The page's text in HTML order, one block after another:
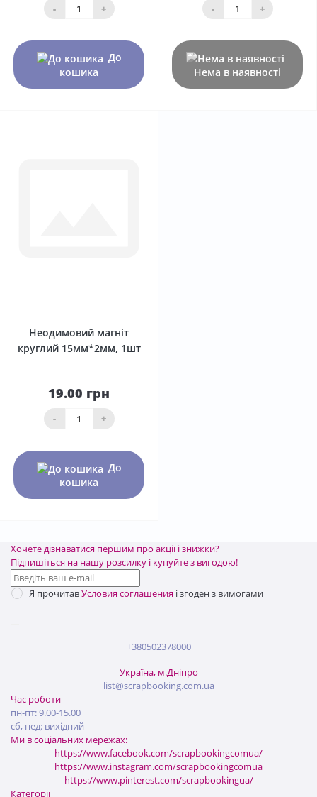
- +
До
кошика
- +
Нема в наявності
Неодимовий магніт
круглий 15мм*2мм, 1шт
19.00 грн
- +
До
кошика
Хочете дізнаватися першим про акції і знижки?
Підпишіться на нашу розсилку і купуйте з вигодою!
Я прочитавУсловия соглашения і згоден з вимогами
+380502378000
Україна, м.Дніпро
list@scrapbooking.com.ua
Категорії
Час роботи
пн-пт: 9.00-15.00
сб, нед: вихідний
Ми в соціальних мережах:
https://www.facebook.com/scrapbookingcomua/
https://www.instagram.com/scrapbookingcomua
https://www.pinterest.com/scrapbookingua/